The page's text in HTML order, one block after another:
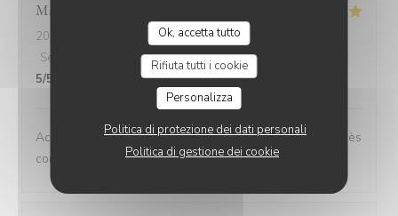
Ok, accetta tutto
Rifiuta tutti i cookie
Personalizza
Politica di protezione dei dati personali
Politica di gestione dei cookie
Marianne
2026-06-26
- 12:30 - Ospiti 6
Servizio
Atmosfera:5/5 Cucina:5/5
5/5
Accueil chaleureux service au top rapport qualité prix très
correct